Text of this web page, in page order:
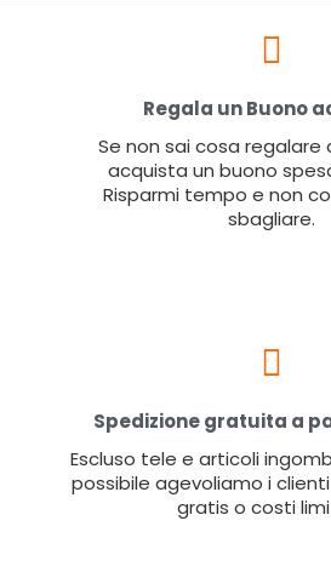
Regala un Buono
Se non sai cosa regalare
acquista un buono
Risparmi tempo e non
sbagliare.
Spedizione gratuita a
Escluso tele e articoli
possibile agevoliamo i
gratis o costi